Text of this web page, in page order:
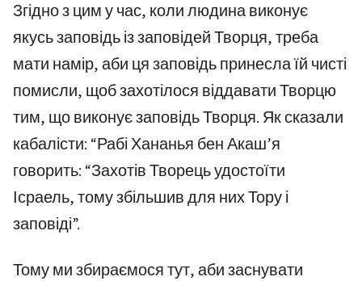
Згідно з цим у час, коли людина виконує
якусь заповідь із заповідей Творця, треба
мати намір, аби ця заповідь принесла їй чисті
помисли, щоб захотілося віддавати Творцю
тим, що виконує заповідь Творця. Як сказали
кабалісти: “Рабі Хананья бен Акаш’я
говорить: “Захотів Творець удостоїти
Ісраель, тому збільшив для них Тору і
заповіді”.
Тому ми збираємося тут, аби заснувати